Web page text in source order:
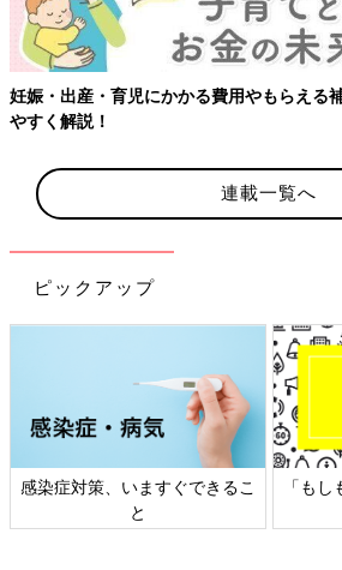
妊娠・出産・育児にかかる費用やもらえる
やすく解説！
連載一覧へ
ピックアップ
感染症対策、いますぐできるこ
と
「も